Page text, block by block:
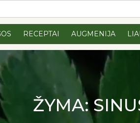
RECEPTAI AUGMENIJA
ŽYMA: